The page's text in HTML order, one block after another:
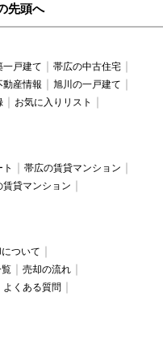
先頭へ
一戸建て
帯広の中古住宅
動産情報
旭川の一戸建て
お気に入りリスト
帯広の賃貸マンション
賃貸マンション
ついて
売却の流れ
よくある質問